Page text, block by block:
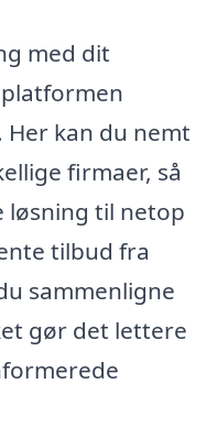
med dit
kan du nemt
firmaer, så
løsning til netop
tilbud fra
sammenligne
gør det lettere